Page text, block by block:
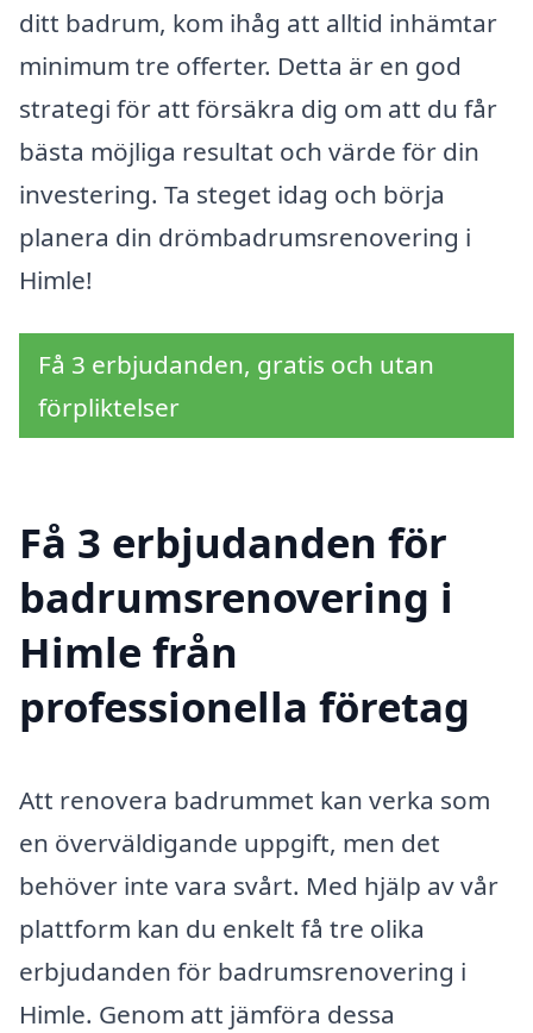
ditt badrum, kom ihåg att alltid inhämtar
minimum tre offerter. Detta är en god
strategi för att försäkra dig om att du får
bästa möjliga resultat och värde för din
investering. Ta steget idag och börja
planera din drömbadrumsrenovering i
Himle!
Få 3 erbjudanden, gratis och utan
förpliktelser
Få 3 erbjudanden för
badrumsrenovering i
Himle från
professionella företag
Att renovera badrummet kan verka som
en överväldigande uppgift, men det
behöver inte vara svårt. Med hjälp av vår
plattform kan du enkelt få tre olika
erbjudanden för badrumsrenovering i
Himle. Genom att jämföra dessa